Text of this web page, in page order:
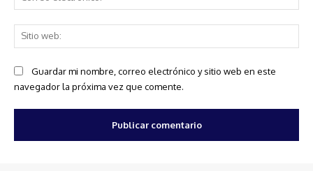
Guardar mi nombre, correo electrónico y sitio web en este
navegador la próxima vez que comente.